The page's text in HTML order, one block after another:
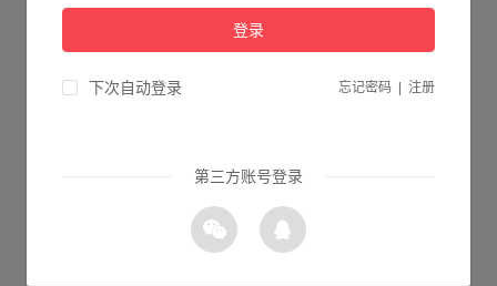
登录
下次自动登录 忘记密码 注册
第三方账号登录